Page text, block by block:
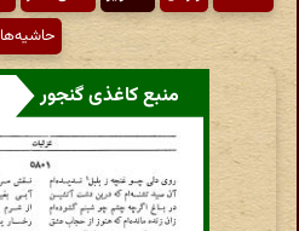
حاشیه‌ها
منبع کاغذی گنجور